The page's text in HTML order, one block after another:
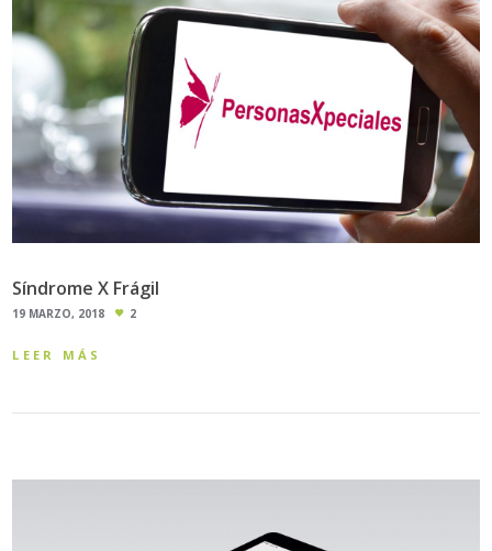
Síndrome X Frágil
19 MARZO, 2018 2
LEER MÁS